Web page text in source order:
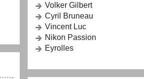
Volker Gilbert
Cyril Bruneau
Vincent Luc
Nikon Passion
Eyrolles